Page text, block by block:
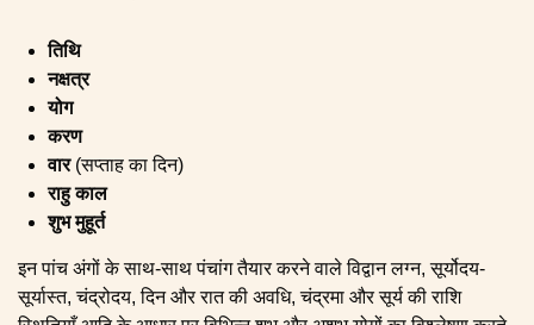
तिथि
नक्षत्र
योग
करण
वार(सप्ताह का दिन)
राहु काल
शुभ मुहूर्त
इन पांच अंगों के साथ-साथ पंचांग तैयार करने वाले विद्वान लग्न, सूर्योदय-
सूर्यास्त, चंद्रोदय, दिन और रात की अवधि, चंद्रमा और सूर्य की राशि